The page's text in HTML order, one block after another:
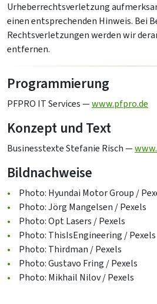
Urheberrechtsverletzung
einen entsprechenden Hinweis. Bei
Rechtsverletzungen werden wir
entfernen.
Programmierung
PFPRO IT Services —www.pfpro.de
Konzept und Text
Businesstexte Stefanie Risch —
Bildnachweise
Photo: Hyundai Motor Group /
Photo: Jörg Mangelsen / Pexels
Photo: Opt Lasers / Pexels
Photo: ThisIsEngineering / Pexels
Photo: Thirdman / Pexels
Photo: Gustavo Fring / Pexels
Photo: Mikhail Nilov / Pexels